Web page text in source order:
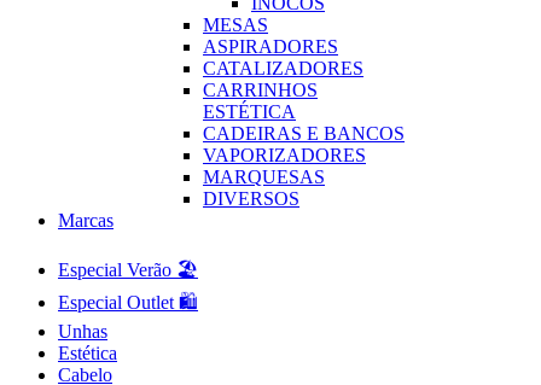
MESAS
ASPIRADORES
CATALIZADORES
CARRINHOS
ESTÉTICA
CADEIRAS E BANCOS
VAPORIZADORES
MARQUESAS
DIVERSOS
Marcas
Especial Verão 🏖️
Especial Outlet 🛍️
Unhas
Estética
Cabelo